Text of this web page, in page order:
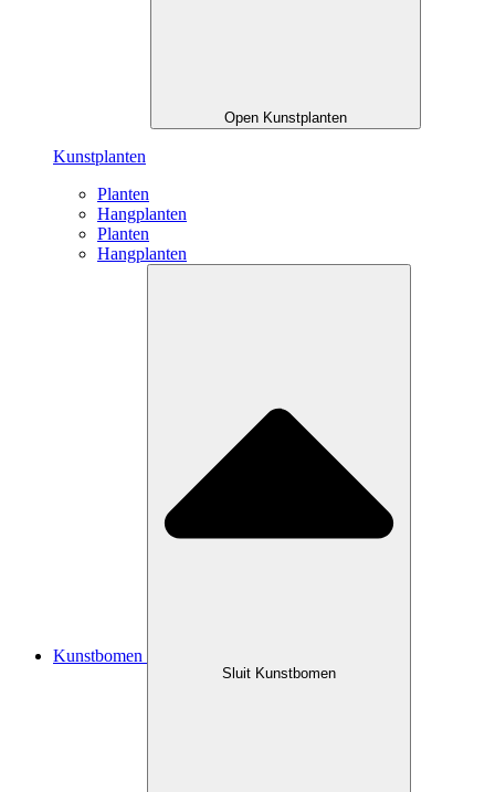
Open Kunstplanten
Kunstplanten
Planten
Hangplanten
Planten
Hangplanten
Kunstbomen
Sluit Kunstbomen